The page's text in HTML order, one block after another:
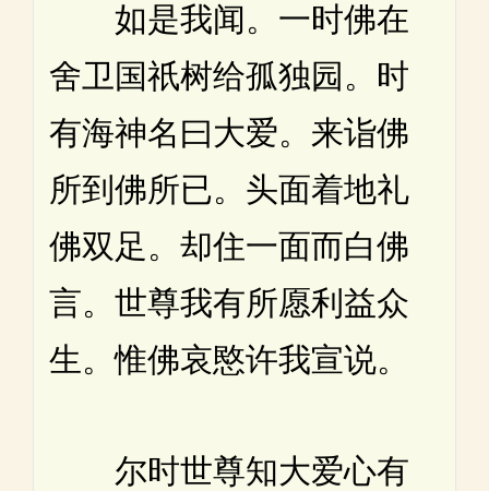
如是我闻。一时佛在
舍卫国祇树给孤独园。时
有海神名曰大爱。来诣佛
所到佛所已。头面着地礼
佛双足。却住一面而白佛
言。世尊我有所愿利益众
生。惟佛哀愍许我宣说。
尔时世尊知大爱心有